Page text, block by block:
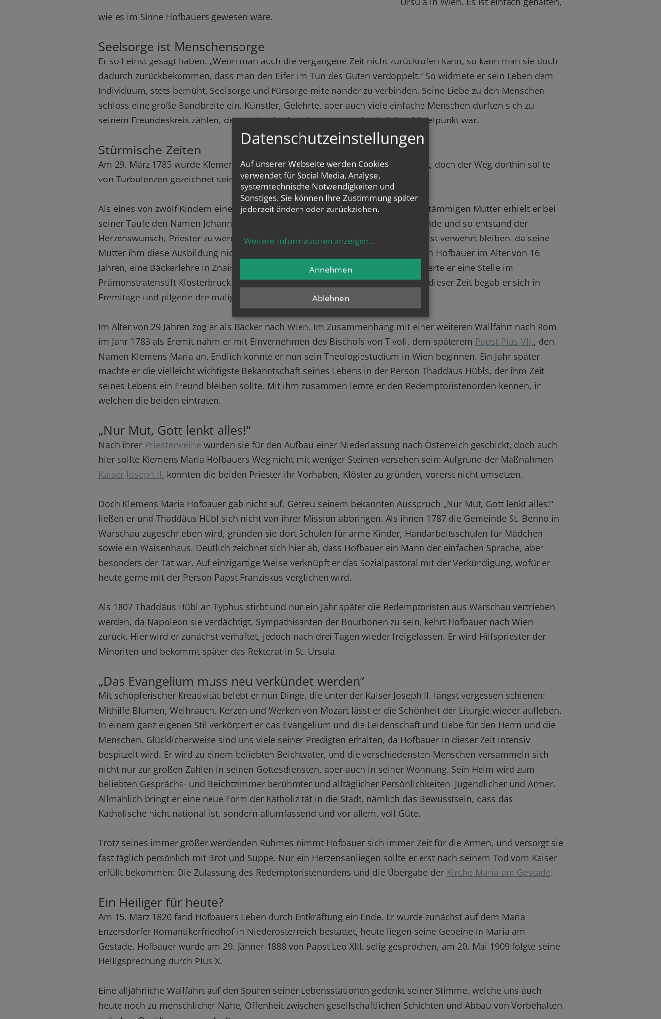
wie es im Sinne Hofbauers gewesen wäre.
Seelsorge ist Menschensorge
Er soll einst gesagt haben: „Wenn man auch die vergangene Zeit nicht zurückrufen kann, so kann man sie doch
dadurch zurückbekommen, dass man den Eifer im Tun des Guten verdoppelt.“ So widmete er sein Leben dem
Individuum, stets bemüht, Seelsorge und Fürsorge miteinander zu verbinden. Seine Liebe zu den Menschen
schloss eine große Bandbreite ein. Künstler, Gelehrte, aber auch viele einfache Menschen durften sich zu
seinem Freundeskreis zählen, dem er Inspiration, Anregung und geistlicher Mittelpunkt war.
Stürmische Zeiten
Am 29. März 1785 wurde Klemens Maria Hofbauer in Alatri zum Priester geweiht, doch der Weg dorthin sollte
von Turbulenzen gezeichnet sein.
Als eines von zwölf Kindern eines böhmischen Viehzüchters und einer deutschstämmigen Mutter erhielt er bei
seiner Taufe den Namen Johannes. Er wurde Ministrant in der örtlichen Gemeinde und so entstand der
Herzenswunsch, Priester zu werden, schon sehr früh. Doch dies sollte ihm vorerst verwehrt bleiben, da seine
Mutter ihm diese Ausbildung nicht finanzieren konnte. Daraufhin entschloss sich Hofbauer im Alter von 16
Jahren, eine Bäckerlehre in Znaim anzufangen. Nach Abschluss der Lehre ergatterte er eine Stelle im
Prämonstratenstift Klosterbruck und besuchte dort die Klosterschule. Während dieser Zeit begab er sich in
Eremitage und pilgerte dreimalig nach Rom.
Im Alter von 29 Jahren zog er als Bäcker nach Wien. Im Zusammenhang mit einer weiteren Wallfahrt nach Rom
im Jahr 1783 als Eremit nahm er mit Einvernehmen des Bischofs von Tivoli, dem späterem Papst Pius VII., den
Namen Klemens Maria an. Endlich konnte er nun sein Theologiestudium in Wien beginnen. Ein Jahr später
machte er die vielleicht wichtigste Bekanntschaft seines Lebens in der Person Thaddäus Hübls, der ihm Zeit
seines Lebens ein Freund bleiben sollte. Mit ihm zusammen lernte er den Redemptoristenorden kennen, in
welchen die beiden eintraten.
„Nur Mut, Gott lenkt alles!“
Nach ihrer Priesterweihe wurden sie für den Aufbau einer Niederlassung nach Österreich geschickt, doch auch
hier sollte Klemens Maria Hofbauers Weg nicht mit weniger Steinen versehen sein: Aufgrund der Maßnahmen
Kaiser Joseph II. konnten die beiden Priester ihr Vorhaben, Klöster zu gründen, vorerst nicht umsetzen.
Doch Klemens Maria Hofbauer gab nicht auf. Getreu seinem bekannten Ausspruch „Nur Mut, Gott lenkt alles!“
ließen er und Thaddäus Hübl sich nicht von ihrer Mission abbringen. Als ihnen 1787 die Gemeinde St. Benno in
Warschau zugeschrieben wird, gründen sie dort Schulen für arme Kinder, Handarbeitsschulen für Mädchen
sowie ein Waisenhaus. Deutlich zeichnet sich hier ab, dass Hofbauer ein Mann der einfachen Sprache, aber
besonders der Tat war. Auf einzigartige Weise verknüpft er das Sozialpastoral mit der Verkündigung, wofür er
heute gerne mit der Person Papst Franziskus verglichen wird.
Als 1807 Thaddäus Hübl an Typhus stirbt und nur ein Jahr später die Redemptoristen aus Warschau vertrieben
werden, da Napoleon sie verdächtigt, Sympathisanten der Bourbonen zu sein, kehrt Hofbauer nach Wien
zurück. Hier wird er zunächst verhaftet, jedoch nach drei Tagen wieder freigelassen. Er wird Hilfspriester der
Minoriten und bekommt später das Rektorat in St. Ursula.
„Das Evangelium muss neu verkündet werden“
Mit schöpferischer Kreativität belebt er nun Dinge, die unter der Kaiser Joseph II. längst vergessen schienen:
Mithilfe Blumen, Weihrauch, Kerzen und Werken von Mozart lässt er die Schönheit der Liturgie wieder aufleben.
In einem ganz eigenen Stil verkörpert er das Evangelium und die Leidenschaft und Liebe für den Herrn und die
Menschen. Glücklicherweise sind uns viele seiner Predigten erhalten, da Hofbauer in dieser Zeit intensiv
bespitzelt wird. Er wird zu einem beliebten Beichtvater, und die verschiedensten Menschen versammeln sich
nicht nur zur großen Zahlen in seinen Gottesdiensten, aber auch in seiner Wohnung. Sein Heim wird zum
beliebten Gesprächs- und Beichtzimmer berühmter und alltäglicher Persönlichkeiten, Jugendlicher und Armer.
Allmählich bringt er eine neue Form der Katholizität in die Stadt, nämlich das Bewusstsein, dass das
Katholische nicht national ist, sondern allumfassend und vor allem, voll Güte.
Trotz seines immer größer werdenden Ruhmes nimmt Hofbauer sich immer Zeit für die Armen, und versorgt sie
fast täglich persönlich mit Brot und Suppe. Nur ein Herzensanliegen sollte er erst nach seinem Tod vom Kaiser
erfüllt bekommen: Die Zulassung des Redemptoristenordens und die Übergabe der Kirche Maria am Gestade.
Ein Heiliger für heute?
Am 15. März 1820 fand Hofbauers Leben durch Entkräftung ein Ende. Er wurde zunächst auf dem Maria
Enzersdorfer Romantikerfriedhof in Niederösterreich bestattet, heute liegen seine Gebeine in Maria am
Gestade. Hofbauer wurde am 29. Jänner 1888 von Papst Leo XIII. selig gesprochen, am 20. Mai 1909 folgte seine
Heiligsprechung durch Pius X.
Eine alljährliche Wallfahrt auf den Spuren seiner Lebensstationen gedenkt seiner Stimme, welche uns auch
heute noch zu menschlicher Nähe, Offenheit zwischen gesellschaftlichen Schichten und Abbau von Vorbehalten
Datenschutzeinstellungen
Auf unserer Webseite werden Cookies
verwendet für Social Media, Analyse,
systemtechnische Notwendigkeiten und
Sonstiges. Sie können Ihre Zustimmung später
jederzeit ändern oder zurückziehen.
Weitere Informationen anzeigen...
Ablehnen
Annehmen